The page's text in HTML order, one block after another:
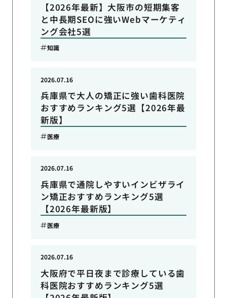
【2026年最新】大阪市の短期集客
と中長期SEOに強いWebマーケティ
ング会社5選
知識
兵庫県で大人の矯正に強い歯科医院
おすすめランキング5選【2026年最
新版】
2026.07.16
医療
兵庫県で通院しやすいインビザライ
ン矯正おすすめランキング5選
【2026年最新版】
2026.07.16
医療
大阪府で平日夜まで診療している歯
科医院おすすめランキング5選
2026.07.16